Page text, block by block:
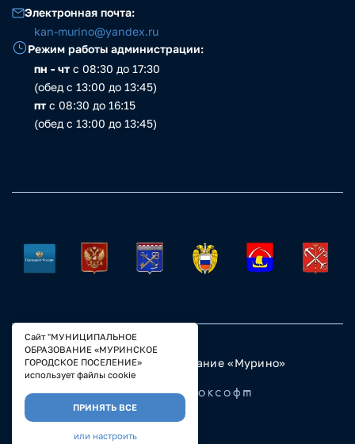
Электронная почта:
kan-murino@yandex.ru
Режим работы администрации:
пн - чт с 08:30 до 17:30
(обед с 13:00 до 13:45)
пт с 08:30 до 16:15
(обед с 13:00 до 13:45)
© 2023 Муниципальное образование «Мурино»
Настройка COOKIE
Разработано
Сайт "МУНИЦИПАЛЬНОЕ
ОБРАЗОВАНИЕ «МУРИНСКОЕ
ГОРОДСКОЕ ПОСЕЛЕНИЕ»
использует файлы cookie
ПРИНЯТЬ ВСЕ
или настроить